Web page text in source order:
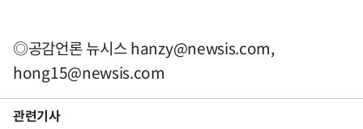
◎공감언론 뉴시스hanzy@newsis.com,
hong15@newsis.com
관련기사